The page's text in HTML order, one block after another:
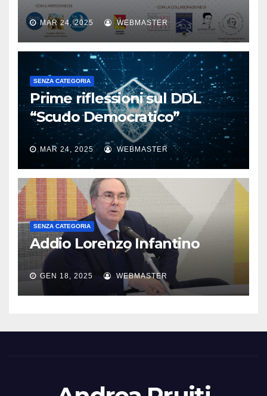
MAR 24, 2025 WEBMASTER
SENZA CATEGORIA
Prime riflessioni sul DDL
“Scudo Democratico”
MAR 24, 2025 WEBMASTER
SENZA CATEGORIA
Addio Lorenzo Infantino
GEN 18, 2025 WEBMASTER